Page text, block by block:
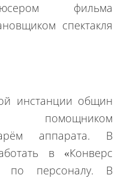
фильма
спектакля
инстанции общин
помощником
аппарата. В
в «Конверс
по персоналу. В